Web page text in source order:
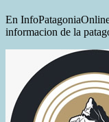
En
informacion de la